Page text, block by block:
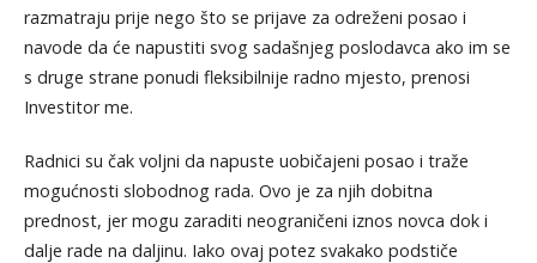
razmatraju prije nego što se prijave za odreženi posao i
navode da će napustiti svog sadašnjeg poslodavca ako im se
s druge strane ponudi fleksibilnije radno mjesto, prenosi
Investitor me.
Radnici su čak voljni da napuste uobičajeni posao i traže
mogućnosti slobodnog rada. Ovo je za njih dobitna
prednost, jer mogu zaraditi neograničeni iznos novca dok i
dalje rade na daljinu. Iako ovaj potez svakako podstiče